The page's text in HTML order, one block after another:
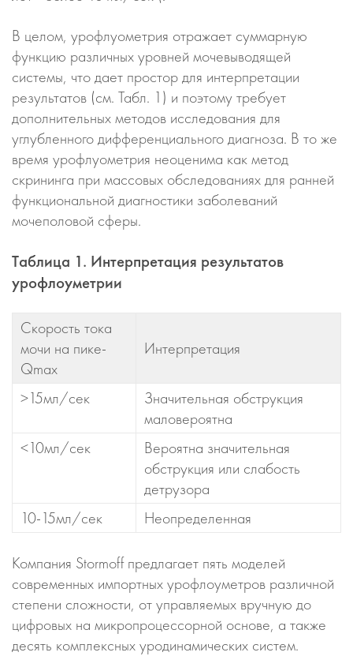
В целом, урофлуометрия отражает суммарную
функцию различных уровней мочевыводящей
системы, что дает простор для интерпретации
результатов (см. Табл. 1) и поэтому требует
дополнительных методов исследования для
углубленного дифференциального диагноза. В то же
время урофлуометрия неоценима как метод
скрининга при массовых обследованиях для ранней
функциональной диагностики заболеваний
мочеполовой сферы.
Tаблица 1. Интерпретация результатов
урофлоуметрии
Скорость тока
мочи на пике-
Qmax
Интерпретация
>15мл/сек
Значительная обструкция
маловероятна
<10мл/сек
Вероятна значительная
обструкция или слабость
детрузора
10-15мл/сек
Неопределенная
Компания Stormoff предлагает пять моделей
современных импортных урофлоуметров различной
степени сложности, от управляемых вручную до
цифровых на микропроцессорной основе, а также
десять комплексных уродинамических систем.